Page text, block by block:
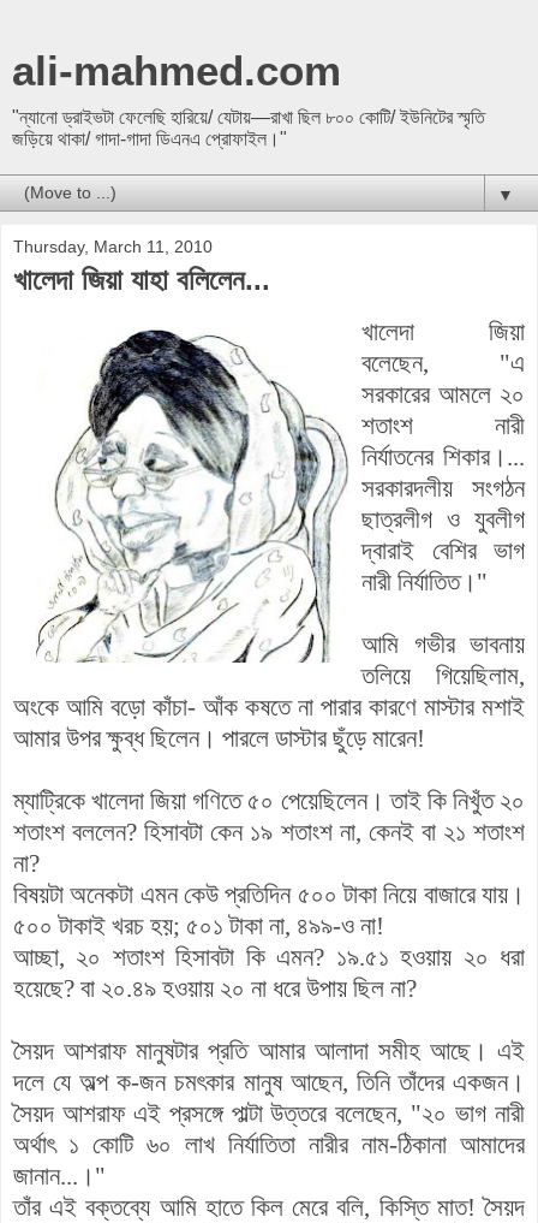
ali-mahmed.com
"ন্যানো ড্রাইভটা ফেলেছি হারিয়ে/ যেটায়—রাখা ছিল ৮০০ কোটি/ ইউনিটের স্মৃতি
জড়িয়ে থাকা/ গাদা-গাদা ডিএনএ প্রোফাইল।"
▼
Thursday, March 11, 2010
খালেদা জিয়া যাহা বলিলেন...
খালেদা জিয়া
বলেছেন, "এ
সরকারের আমলে ২০
শতাংশ নারী
নির্যাতনের শিকার।...
সরকারদলীয় সংগঠন
ছাত্রলীগ ও যুবলীগ
দ্বারাই বেশির ভাগ
নারী নির্যাতিত।"
আমি গভীর ভাবনায়
তলিয়ে গিয়েছিলাম,
অংকে আমি বড়ো কাঁচা- আঁক কষতে না পারার কারণে মাস্টার মশাই
আমার উপর ক্ষুব্ধ ছিলেন। পারলে ডাস্টার ছুঁড়ে মারেন!
ম্যাট্রিকে খালেদা জিয়া গণিতে ৫০ পেয়েছিলেন। তাই কি নিখুঁত ২০
শতাংশ বললেন? হিসাবটা কেন ১৯ শতাংশ না, কেনই বা ২১ শতাংশ
না?
বিষয়টা অনেকটা এমন কেউ প্রতিদিন ৫০০ টাকা নিয়ে বাজারে যায়।
৫০০ টাকাই খরচ হয়; ৫০১ টাকা না, ৪৯৯-ও না!
আচ্ছা, ২০ শতাংশহিসাবটা কি এমন? ১৯.৫১ হওয়ায় ২০ ধরা
হয়েছে? বা ২০.৪৯ হওয়ায় ২০ না ধরে উপায় ছিল না?
সৈয়দ আশরাফ মানুষটার প্রতি আমার আলাদা সমীহ আছে। এই
দলে যে অল্প ক-জন চমৎকার মানুষ আছেন, তিনি তাঁদের একজন।
সৈয়দ আশরাফ এই প্রসঙ্গে পাল্টা উত্তরে বলেছেন, "২০ ভাগ নারী
অর্থাৎ ১ কোটি ৬০ লাখ নির্যাতিতা নারীর নাম-ঠিকানা আমাদের
জানান...।"
তাঁর এই বক্তব্যে আমি হাতে কিল মেরে বলি, কিস্তি মাত! সৈয়দ